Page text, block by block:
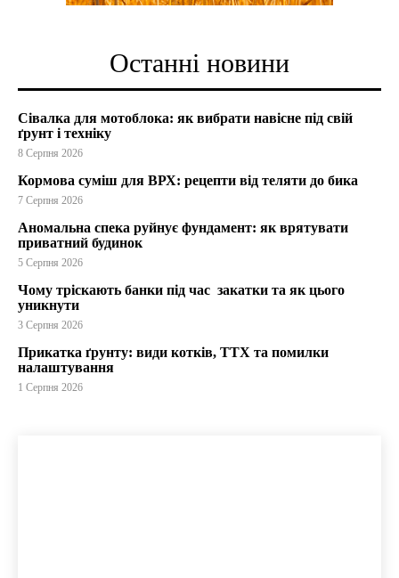
Останні новини
Сівалка для мотоблока: як вибрати навісне під свій
ґрунт і техніку
8 Серпня 2026
Кормова суміш для ВРХ: рецепти від теляти до бика
7 Серпня 2026
Аномальна спека руйнує фундамент: як врятувати
приватний будинок
5 Серпня 2026
Чому тріскають банки під час закатки та як цього
уникнути
3 Серпня 2026
Прикатка ґрунту: види котків, ТТХ та помилки
налаштування
1 Серпня 2026